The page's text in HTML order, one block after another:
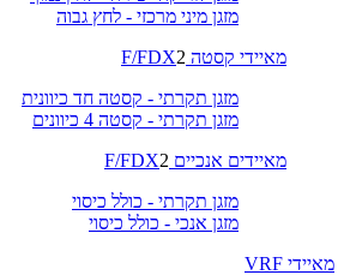
מזגן מיני מרכזי - לחץ גבוה
מאיידי קסטה F/FDX 2
מזגן תקרתי - קסטה חד כיוונית
מזגן תקרתי - קסטה 4 כיוונים
מאיידים אנכיים F/FDX 2
מזגן תקרתי - כולל כיסוי
מזגן אנכי - כולל כיסוי
מאיידי VRF